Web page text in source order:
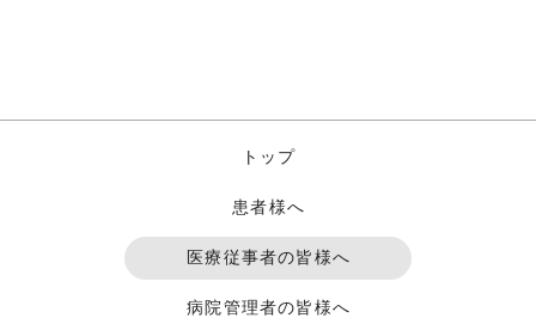
トップ
患者様へ
医療従事者の皆様へ
病院管理者の皆様へ